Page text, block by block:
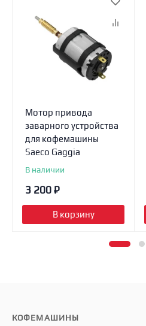
Мотор привода
заварного устройства
для кофемашины
Saeco Gaggia
В наличии
3 200 ₽
В корзину
КОФЕМАШИНЫ